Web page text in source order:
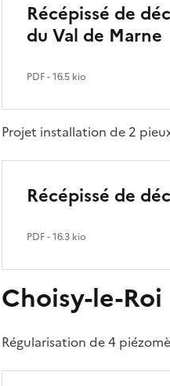
Récépissé de
du Val de Marne
PDF- 16.5 kio
Projet installation de 2
Récépissé de
PDF- 16.3 kio
Choisy-le-Roi
Régularisation de 4